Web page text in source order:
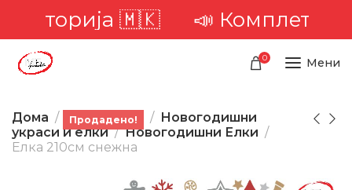
🇲🇰 📣 Комплетна
0 Мени
Дома Производи
Новогодишни
украси и елки
Новогодишни Елки
Елка 210см снежна
Продадено!